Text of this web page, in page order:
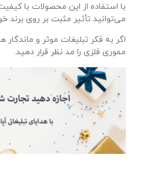
با استفاده از این محصولات با
می‌توانید تأثیر مثبت بر روی برند
اگر به فکر تبلیغات موثر و
مموری فلزی را مد نظر قرار دهید.